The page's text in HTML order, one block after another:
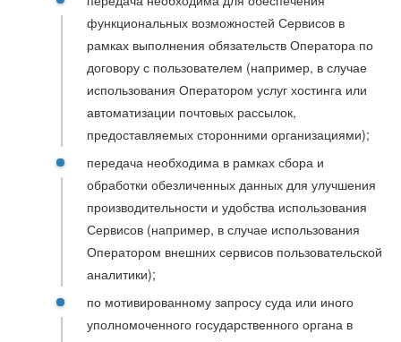
функциональных возможностей Сервисов в
рамках выполнения обязательств Оператора по
договору с пользователем (например, в случае
использования Оператором услуг хостинга или
автоматизации почтовых рассылок,
предоставляемых сторонними организациями);
передача необходима в рамках сбора и
обработки обезличенных данных для улучшения
производительности и удобства использования
Сервисов (например, в случае использования
Оператором внешних сервисов пользовательской
аналитики);
по мотивированному запросу суда или иного
уполномоченного государственного органа в